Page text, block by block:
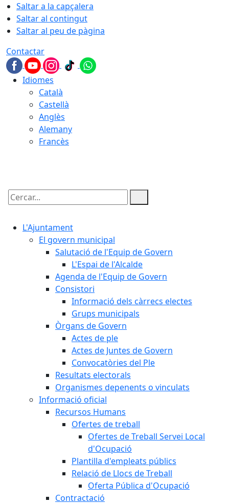
Saltar a la capçalera
Saltar al contingut
Saltar al peu de pàgina
Contactar
Idiomes
Català
Castellà
Anglès
Alemany
Francès
Cercar:
L'Ajuntament
El govern municipal
Salutació de l'Equip de Govern
L'Espai de l'Alcalde
Agenda de l'Equip de Govern
Consistori
Informació dels càrrecs electes
Grups municipals
Òrgans de Govern
Actes de ple
Actes de Juntes de Govern
Convocatòries del Ple
Resultats electorals
Organismes depenents o vinculats
Informació oficial
Recursos Humans
Ofertes de treball
Ofertes de Treball Servei Local
d'Ocupació
Plantilla d'empleats públics
Relació de Llocs de Treball
Oferta Pública d'Ocupació
Contractació